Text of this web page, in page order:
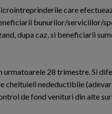
care
bunurilor/serviciilor/
dupa caz, si beneficiarii
28 trimestre. Si
nedeductibile
de fond venituri din alte